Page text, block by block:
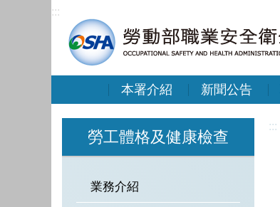
:::
本署介紹 新聞公告
勞工體格及健康檢查
業務介紹
:::